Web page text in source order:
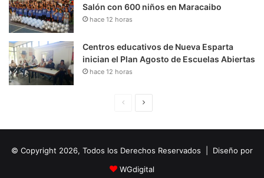
Salón con 600 niños en Maracaibo
hace 12 horas
Centros educativos de Nueva Esparta
inician el Plan Agosto de Escuelas Abiertas
hace 12 horas
i
n
u
i
© Copyright 2026, Todos los Derechos Reservados | Diseño por
WGdigital